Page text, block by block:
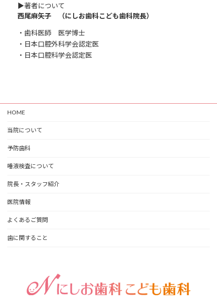
▶︎著者について
西尾麻矢子 （にしお歯科こども歯科院長）
・歯科医師 医学博士
・日本口腔外科学会認定医
・日本口腔科学会認定医
HOME
当院について
予防歯科
唾液検査について
院長・スタッフ紹介
医院情報
よくあるご質問
歯に関すること